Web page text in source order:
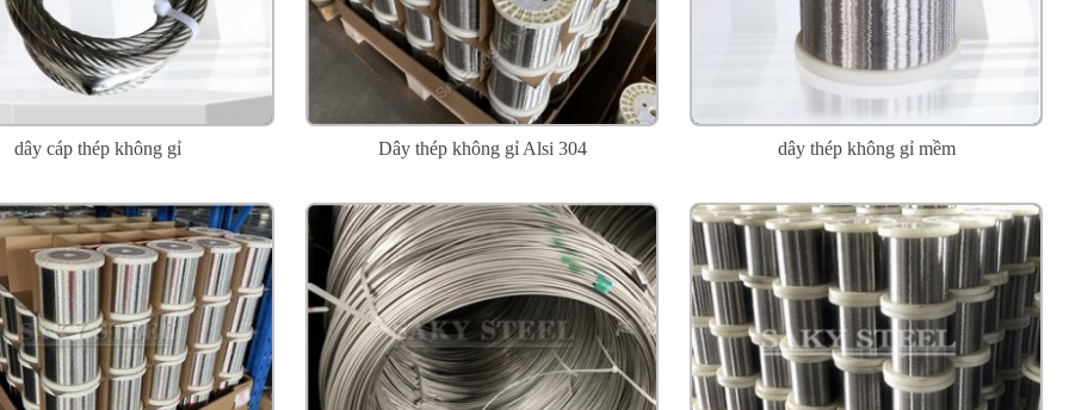
dây cáp thép không gỉ Dây thép không gỉ Alsi 304 dây thép không gỉ mềm